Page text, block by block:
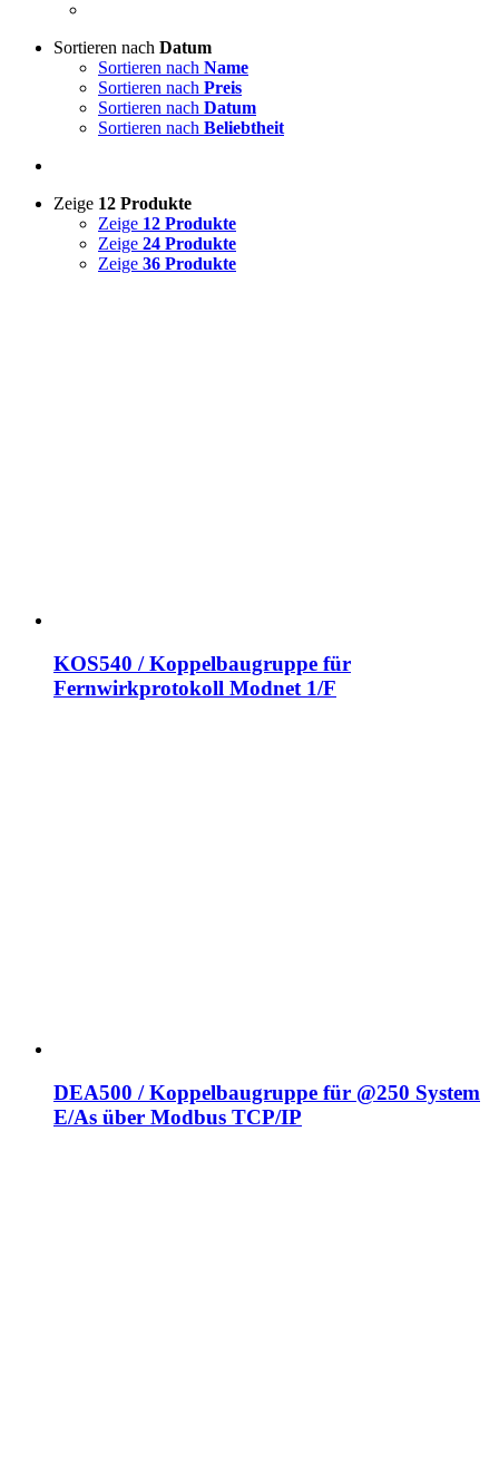
Sortieren nach Datum
Sortieren nach Name
Sortieren nach Preis
Sortieren nach Datum
Sortieren nach Beliebtheit
Zeige 12 Produkte
Zeige 12 Produkte
Zeige 24 Produkte
Zeige 36 Produkte
KOS540 / Koppelbaugruppe für
Fernwirkprotokoll Modnet 1/F
DEA500 / Koppelbaugruppe für @250 System
E/As über Modbus TCP/IP